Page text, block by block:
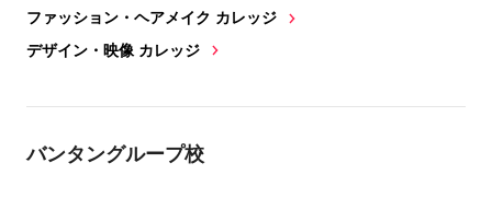
ファッション・ヘアメイク カレッジ
デザイン・映像 カレッジ
バンタングループ校